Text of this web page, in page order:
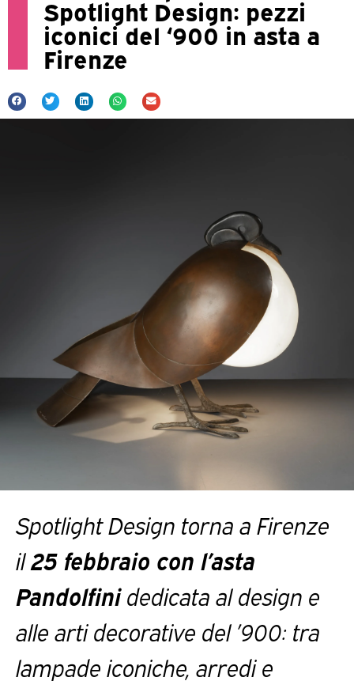
Spotlight Design: pezzi
iconici del ‘900 in asta a
Firenze
Spotlight Design torna a Firenze
il25 febbraio con l’asta
Pandolfinidedicata al design e
alle arti decorative del ’900: tra
lampade iconiche, arredi e